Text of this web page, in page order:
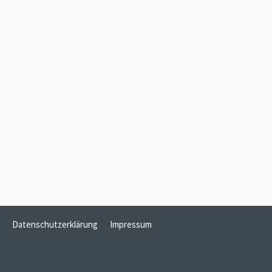
Datenschutzerklärung Impressum